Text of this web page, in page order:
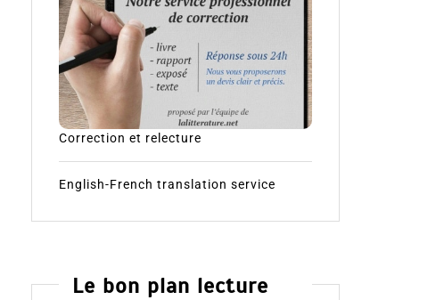
Correction et relecture
English-French translation service
Le bon plan lecture